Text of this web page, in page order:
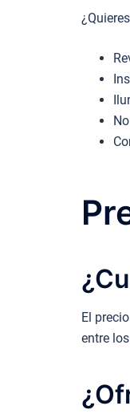
El
entre